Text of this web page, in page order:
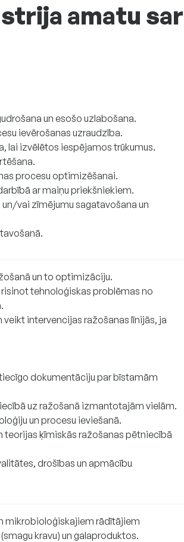
amatu
un esošo uzlabošana.
ievērošanas uzraudzība.
lai izvēlētos iespējamos trūkumus.
procesu optimizēšanai.
ar maiņu priekšniekiem.
vai zīmējumu sagatavošana un
un to optimizāciju.
tehnoloģiskas problēmas no
intervencijas ražošanas līnijās, ja
dokumentāciju par bīstamām
uz ražošanā izmantotajām vielām.
un procesu ieviešanā.
ķīmiskās ražošanas pētniecībā
drošības un apmācību
mikrobioloģiskajiem rādītājiem
kravu) un galaproduktos.